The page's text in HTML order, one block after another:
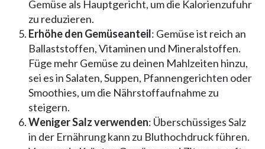
Gemüse als Hauptgericht, um die Kalorienzufuhr
zu reduzieren.
Erhöhe den Gemüseanteil: Gemüse ist reich an
Ballaststoffen, Vitaminen und Mineralstoffen.
Füge mehr Gemüse zu deinen Mahlzeiten hinzu,
sei es in Salaten, Suppen, Pfannengerichten oder
Smoothies, um die Nährstoffaufnahme zu
steigern.
Weniger Salz verwenden: Überschüssiges Salz
in der Ernährung kann zu Bluthochdruck führen.